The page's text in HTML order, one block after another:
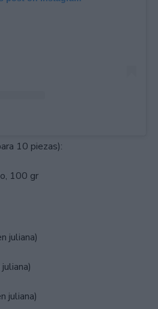
10 piezas):
100 gr
juliana)
juliana)